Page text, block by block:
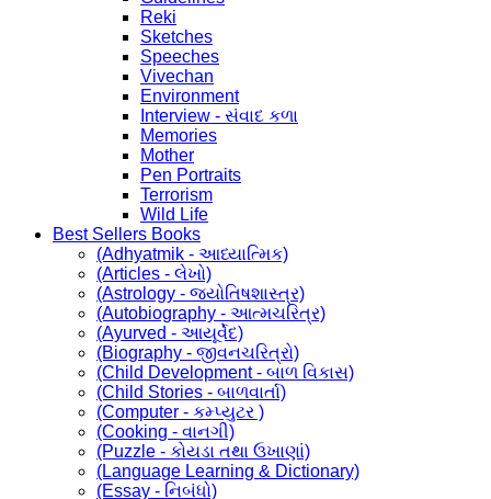
Reki
Sketches
Speeches
Vivechan
Environment
Interview - સંવાદ કળા
Memories
Mother
Pen Portraits
Terrorism
Wild Life
Best Sellers Books
(Adhyatmik - આધ્યાત્મિક)
(Articles - લેખો)
(Astrology - જ્યોતિષશાસ્ત્ર)
(Autobiography - આત્મચરિત્ર)
(Ayurved - આયૂર્વેદ)
(Biography - જીવનચરિત્રો)
(Child Development - બાળ વિકાસ)
(Child Stories - બાળવાર્તા)
(Computer - કમ્પ્યુટર )
(Cooking - વાનગી)
(Puzzle - કોયડા તથા ઉખાણાં)
(Language Learning & Dictionary)
(Essay - નિબંધો)